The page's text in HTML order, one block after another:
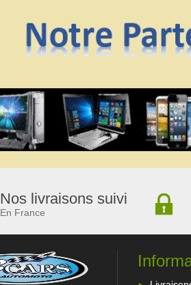
Nos livraisons suivi
En France